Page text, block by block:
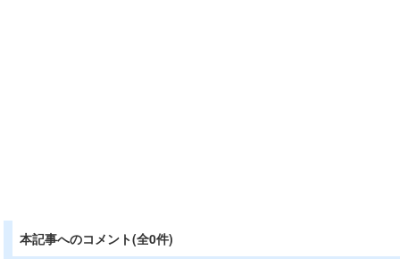
本記事へのコメント(全0件)